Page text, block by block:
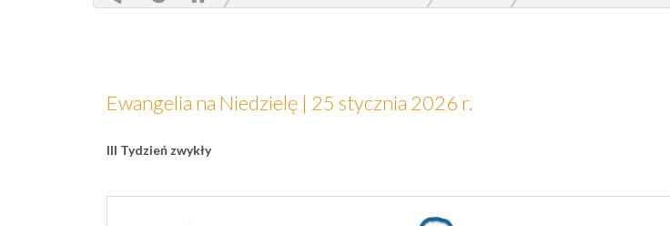
Ewangelia na Niedzielę | 25 stycznia 2026 r.
III Tydzień zwykły